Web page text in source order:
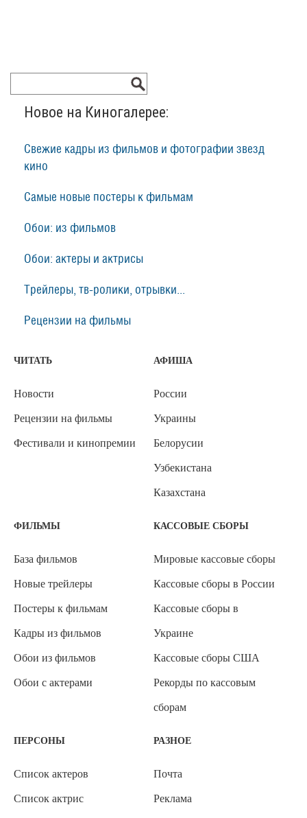
Новое на Киногалерее:
Свежие кадры из фильмов и фотографии звезд
кино
Самые новые постеры к фильмам
Обои: из фильмов
Обои: актеры и актрисы
Трейлеры, тв-ролики, отрывки...
Рецензии на фильмы
ЧИТАТЬ
Новости
Рецензии на фильмы
Фестивали и кинопремии
АФИША
России
Украины
Белорусии
Узбекистана
Казахстана
ФИЛЬМЫ
База фильмов
Новые трейлеры
Постеры к фильмам
Кадры из фильмов
Обои из фильмов
Обои с актерами
КАССОВЫЕ СБОРЫ
Мировые кассовые сборы
Кассовые сборы в России
Кассовые сборы в
Украине
Кассовые сборы США
Рекорды по кассовым
сборам
ПЕРСОНЫ
Список актеров
Список актрис
РАЗНОЕ
Почта
Реклама